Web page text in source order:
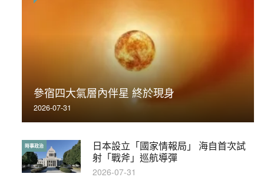
參宿四大氣層內伴星 終於現身
2026-07-31
日本設立「國家情報局」 海自首次試
射「戰斧」巡航導彈
時事政治
2026-07-31
荃灣反黑組「砌生豬肉」砌錯O記臥底4警員
被控
2019-11-01
【輕百科】被抽中當陪審員能拒絕嗎？
輕百科
2017-10-17